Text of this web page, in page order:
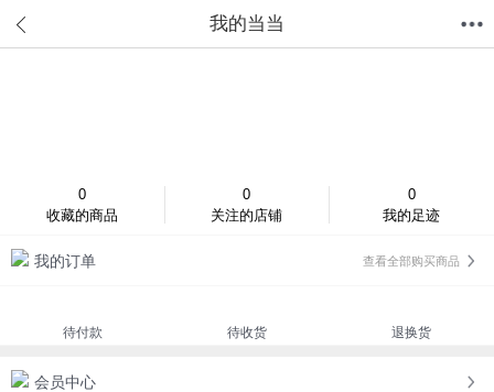
我的当当
0
收藏的商品
0
关注的店铺
0
我的足迹
我的订单 查看全部购买商品
待付款 待收货 退换货
会员中心